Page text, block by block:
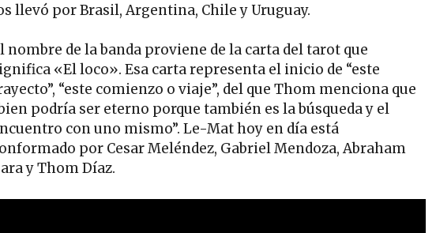
llevó por Brasil, Argentina, Chile y Uruguay.
nombre de la banda proviene de la carta del tarot que
«El loco». Esa carta representa el inicio de “este
“este comienzo o viaje”, del que Thom menciona que
podría ser eterno porque también es la búsqueda y el
con uno mismo”. Le-Mat hoy en día está
por Cesar Meléndez, Gabriel Mendoza, Abraham
y Thom Díaz.